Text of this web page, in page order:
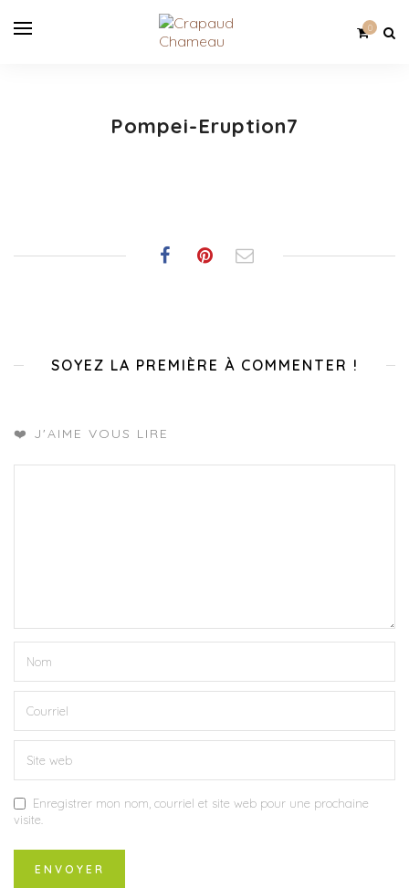
0
Pompei-Eruption7
SOYEZ LA PREMIÈRE À COMMENTER !
❤️ J'AIME VOUS LIRE
Enregistrer mon nom, courriel et site web pour une prochaine
visite.